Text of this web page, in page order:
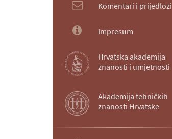
Komentari i prijedlozi
Impresum
Hrvatska akademija
znanosti i umjetnosti
Akademija tehničkih
znanosti Hrvatske